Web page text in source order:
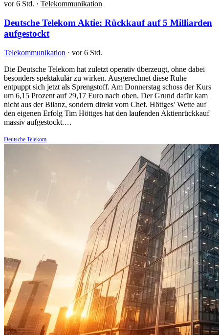
vor 6 Std. · Telekommunikation
Deutsche Telekom Aktie: Rückkauf auf 5 Milliarden
aufgestockt
Telekommunikation · vor 6 Std.
Die Deutsche Telekom hat zuletzt operativ überzeugt, ohne dabei
besonders spektakulär zu wirken. Ausgerechnet diese Ruhe
entpuppt sich jetzt als Sprengstoff. Am Donnerstag schoss der Kurs
um 6,15 Prozent auf 29,17 Euro nach oben. Der Grund dafür kam
nicht aus der Bilanz, sondern direkt vom Chef. Höttges' Wette auf
den eigenen Erfolg Tim Höttges hat den laufenden Aktienrückkauf
massiv aufgestockt.…
Deutsche Telekom